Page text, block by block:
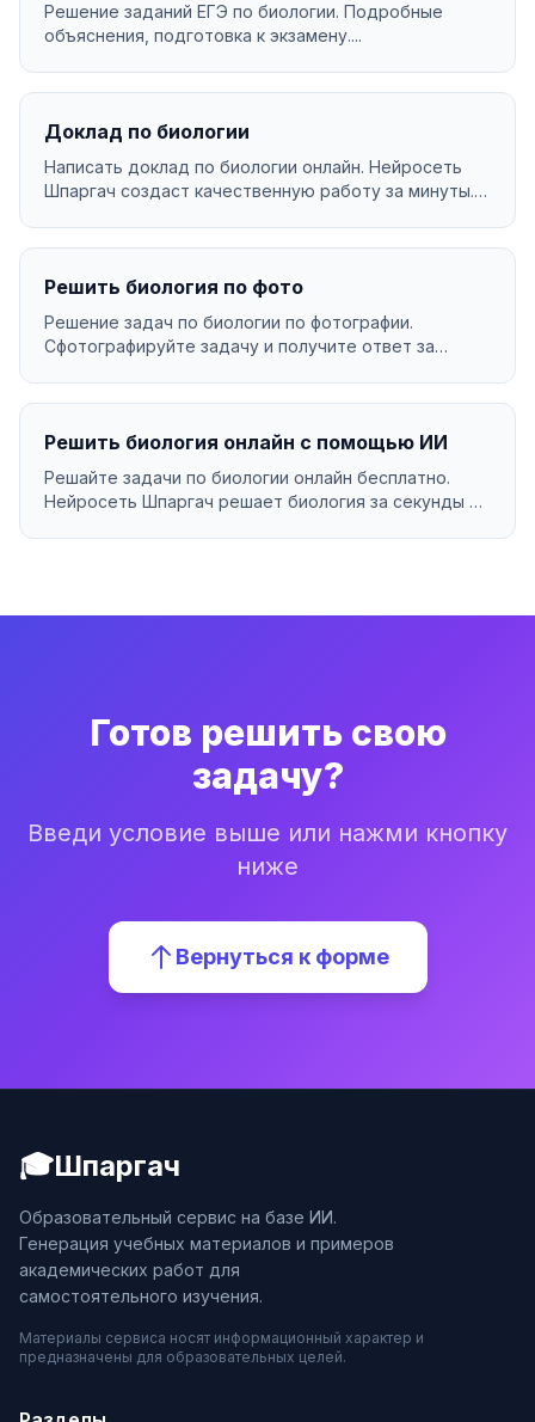
Решение заданий ЕГЭ по биологии. Подробные
объяснения, подготовка к экзамену....
Доклад по биологии
Написать доклад по биологии онлайн. Нейросеть
Шпаргач создаст качественную работу за минуты.
Решить биология по фото
Решение задач по биологии по фотографии.
Сфотографируйте задачу и получите ответ за
Решить биология онлайн с помощью ИИ
Решайте задачи по биологии онлайн бесплатно.
Нейросеть Шпаргач решает биология за секунды с
Готов решить свою
задачу?
Введи условие выше или нажми кнопку
ниже
Вернуться к форме
🎓Шпаргач
Образовательный сервис на базе ИИ.
Генерация учебных материалов и примеров
академических работ для
самостоятельного изучения.
Материалы сервиса носят информационный характер и
предназначены для образовательных целей.